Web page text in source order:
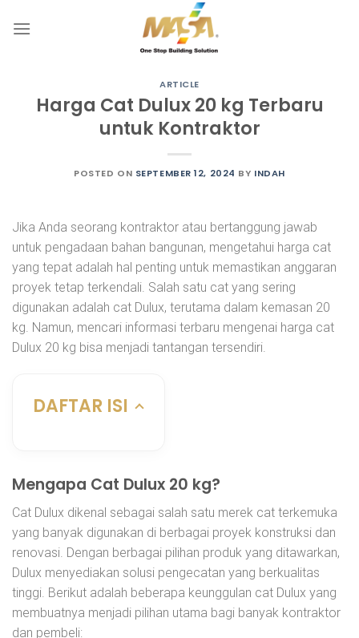
ARTICLE
Harga Cat Dulux 20 kg Terbaru
untuk Kontraktor
POSTED ON SEPTEMBER 12, 2024 BY INDAH
Jika Anda seorang kontraktor atau bertanggung jawab
untuk pengadaan bahan bangunan, mengetahui harga cat
yang tepat adalah hal penting untuk memastikan anggaran
proyek tetap terkendali. Salah satu cat yang sering
digunakan adalah cat Dulux, terutama dalam kemasan 20
kg. Namun, mencari informasi terbaru mengenai harga cat
Dulux 20 kg bisa menjadi tantangan tersendiri.
DAFTAR ISI
Mengapa Cat Dulux 20 kg?
Cat Dulux dikenal sebagai salah satu merek cat terkemuka
yang banyak digunakan di berbagai proyek konstruksi dan
renovasi. Dengan berbagai pilihan produk yang ditawarkan,
Dulux menyediakan solusi pengecatan yang berkualitas
tinggi. Berikut adalah beberapa keunggulan cat Dulux yang
membuatnya menjadi pilihan utama bagi banyak kontraktor
dan pembeli: